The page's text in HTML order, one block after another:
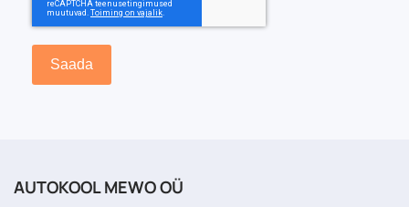
Saada
AUTOKOOL MEWO OÜ